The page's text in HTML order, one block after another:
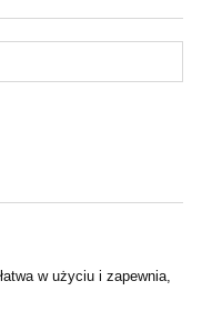
płatności
w użyciu i zapewnia,